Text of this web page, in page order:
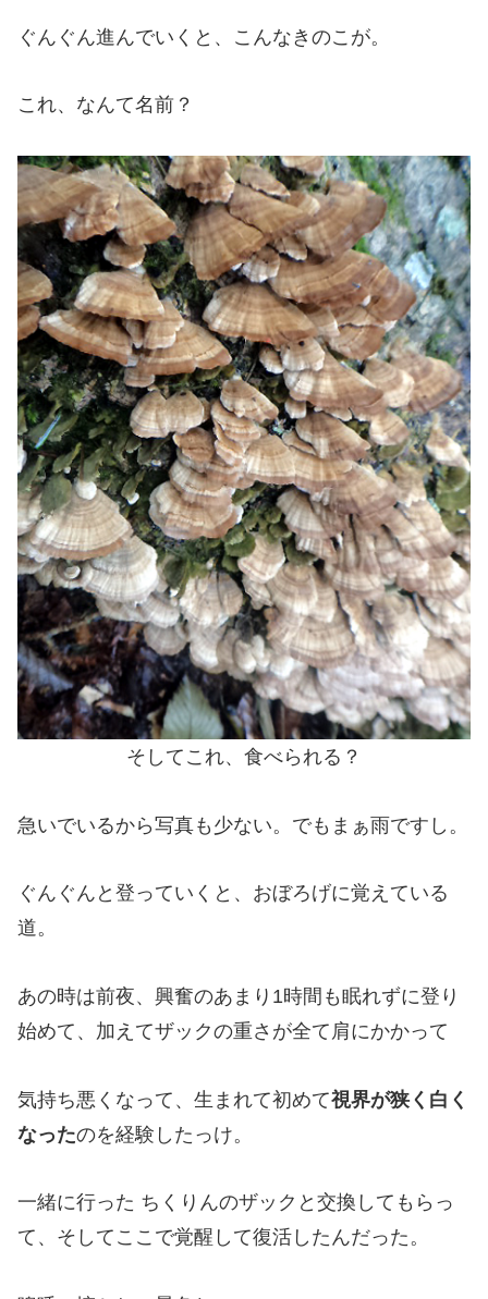
ぐんぐん進んでいくと、こんなきのこが。
これ、なんて名前？
そしてこれ、食べられる？
急いでいるから写真も少ない。でもまぁ雨ですし。
ぐんぐんと登っていくと、おぼろげに覚えている
道。
あの時は前夜、興奮のあまり1時間も眠れずに登り
始めて、加えてザックの重さが全て肩にかかって
気持ち悪くなって、生まれて初めて視界が狭く白く
なったのを経験したっけ。
一緒に行った ちくりんのザックと交換してもらっ
て、そしてここで覚醒して復活したんだった。